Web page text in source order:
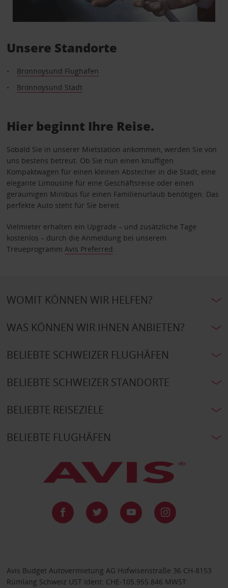
Unsere Standorte
Bronnoysund Flughafen
Bronnoysund Stadt
Hier beginnt Ihre Reise.
Sobald Sie in unserer Mietstation ankommen, werden Sie von
uns bestens betreut. Ob Sie nun einen knuffigen
Kompaktwagen für einen kleinen Abstecher in die Stadt, eine
elegante Limousine für eine Geschäftsreise oder einen
geräumigen Minibus für einen Familienurlaub benötigen: Das
perfekte Auto steht für Sie bereit.
Vielmieter erhalten ein Upgrade – und zusätzliche Tage
kostenlos – durch die Anmeldung bei unserem
Treueprogramm Avis Preferred
WOMIT KÖNNEN WIR HELFEN?
WAS KÖNNEN WIR IHNEN ANBIETEN?
BELIEBTE SCHWEIZER FLUGHÄFEN
BELIEBTE SCHWEIZER STANDORTE
BELIEBTE REISEZIELE
BELIEBTE FLUGHÄFEN
Avis Budget Autovermietung AG Hofwisenstraße 36 CH-8153
Rümlang Schweiz UST Ident: CHE-105.955.846 MWST